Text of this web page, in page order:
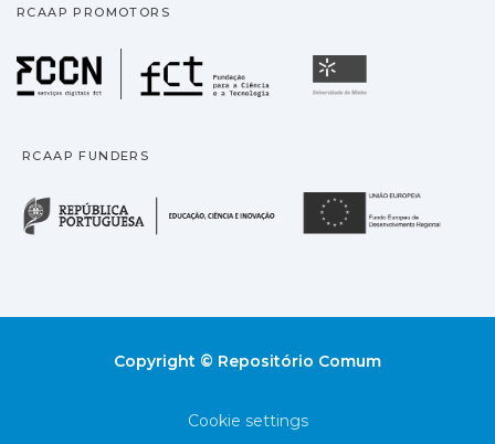
RCAAP PROMOTORS
Fundação para a
RCAAP FUNDERS
República Portuguesa
Copyright © Repositório Comum
Cookie settings